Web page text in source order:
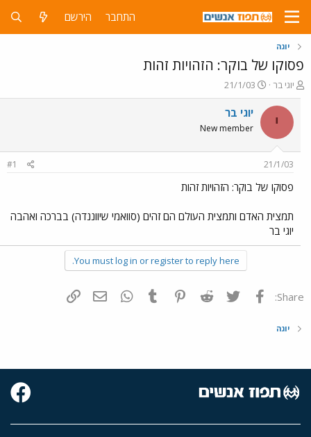
התחבר הירשם
יוגה
פסוקו של בוקר: הזהויות זהות
פ
ו
ת
ח
ה
ש
א
יוגי בר
פ
ו
ר
ם
ר
21/1/03
י יוגי בר
New member
21/1/03
#1
פסוקו של בוקר: הזהויות זהות
תמצית האדם ותמצית העולם הם זהים (סוואמי שיווננדה) בברכה ואהבה
יוגי בר
You must log in or register to reply here.
Share: פייסבוק Twitter
Reddit
Pinterest
Tumblr
WhatsAppדואר אלקטרוני
יוגה